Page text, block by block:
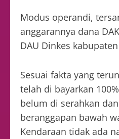
Modus operandi,
anggarannya dana
DAU Dinkes
Sesuai fakta yang
telah di bayarkan
belum di serahkan
beranggapan bawah
Kendaraan tidak ada